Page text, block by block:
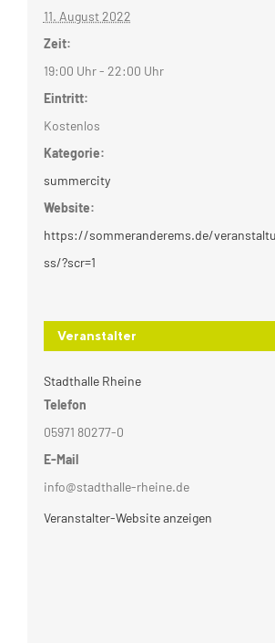
11. August 2022
Zeit:
19:00 Uhr - 22:00 Uhr
Eintritt:
Kostenlos
Kategorie:
summercity
Website:
https://sommeranderems.de/
ss/?scr=1
Veranstalter
Stadthalle Rheine
Telefon
05971 80277-0
E-Mail
info@stadthalle-rheine.de
Veranstalter-Website anzeigen